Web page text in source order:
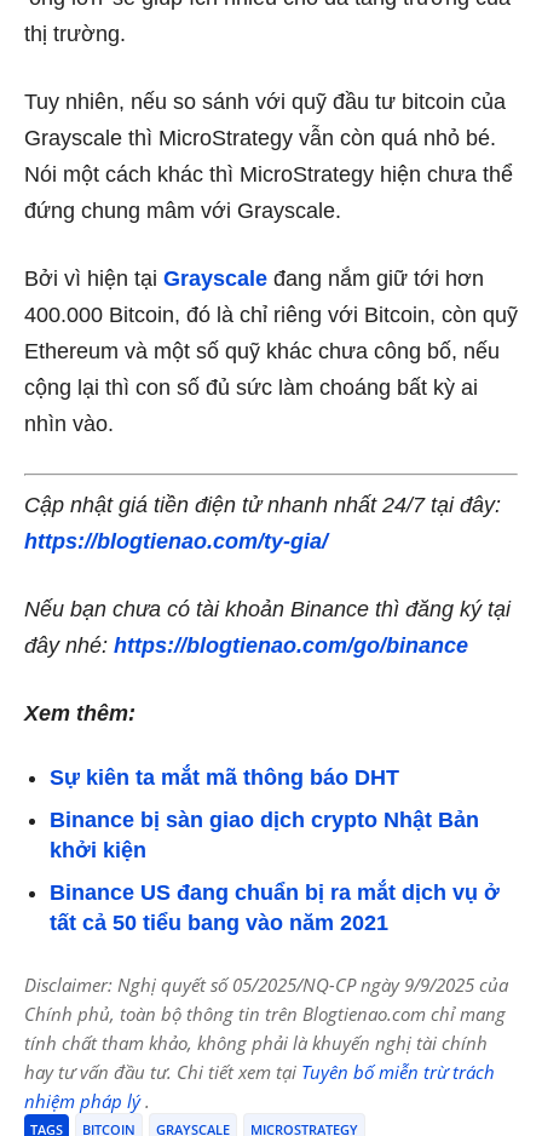
thị trường.
Tuy nhiên, nếu so sánh với quỹ đầu tư bitcoin của
Grayscale thì MicroStrategy vẫn còn quá nhỏ bé.
Nói một cách khác thì MicroStrategy hiện chưa thể
đứng chung mâm với Grayscale.
Bởi vì hiện tại Grayscale đang nắm giữ tới hơn
400.000 Bitcoin, đó là chỉ riêng với Bitcoin, còn quỹ
Ethereum và một số quỹ khác chưa công bố, nếu
cộng lại thì con số đủ sức làm choáng bất kỳ ai
nhìn vào.
Cập nhật giá tiền điện tử nhanh nhất 24/7 tại đây:
https://blogtienao.com/ty-gia/
Nếu bạn chưa có tài khoản Binance thì đăng ký tại
đây nhé: https://blogtienao.com/go/binance
Xem thêm:
Sự kiên ta mắt mã thông báo DHT
Binance bị sàn giao dịch crypto Nhật Bản
khởi kiện
Binance US đang chuẩn bị ra mắt dịch vụ ở
tất cả 50 tiểu bang vào năm 2021
Disclaimer: Nghị quyết số 05/2025/NQ-CP ngày 9/9/2025 của
Chính phủ, toàn bộ thông tin trên Blogtienao.com chỉ mang
tính chất tham khảo, không phải là khuyến nghị tài chính
hay tư vấn đầu tư. Chi tiết xem tại Tuyên bố miễn trừ trách
nhiệm pháp lý.
TAGS BITCOIN GRAYSCALE MICROSTRATEGY